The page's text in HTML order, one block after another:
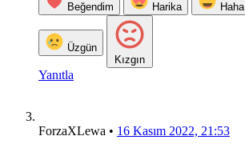
Beğendim Harika Haha
Üzgün
Kızgın
Yanıtla
ForzaXLewa • 16 Kasım 2022, 21:53